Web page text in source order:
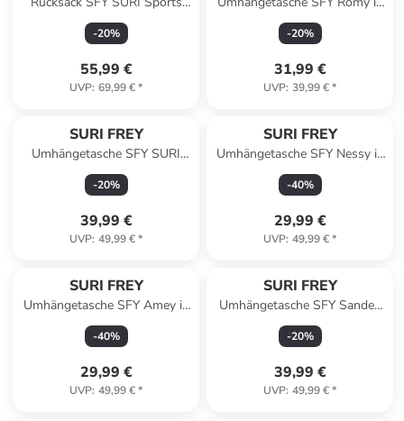
Jessy-Lu in blue
-20%
55,99 €
UVP: 69,99 €*
ecru
-20%
31,99 €
UVP: 39,99 €*
SURI FREY
Umhängetasche SFY SURI
Sports Marry in blue
-20%
39,99 €
UVP: 49,99 €*
SURI FREY
Umhängetasche SFY Nessy in
pink salt 644
-40%
29,99 €
UVP: 49,99 €*
SURI FREY
Umhängetasche SFY Amey in
black
-40%
29,99 €
UVP: 49,99 €*
SURI FREY
Umhängetasche SFY Sandey
in wine
-20%
39,99 €
UVP: 49,99 €*